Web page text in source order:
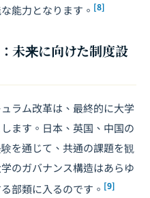
能力となります。 [8]
未来に向けた制度設
ラム改革は、最終的に大学
ます。日本、英国、中国の
を通じて、共通の課題を観
のガバナンス構造はあらゆ
部類に入るのです。 [9]